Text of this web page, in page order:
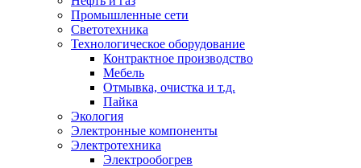
Промышленные сети
Светотехника
Технологическое оборудование
Контрактное производство
Мебель
Отмывка, очистка и т.д.
Пайка
Экология
Электронные компоненты
Электротехника
Электрообогрев